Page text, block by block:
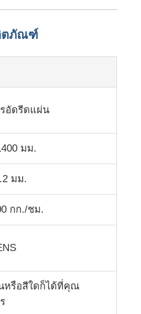
ตภัณฑ์
อัดรีดแผ่น
มม.
มม.
กก./ชม.
หรือสีใดก็ได้ที่คุณ